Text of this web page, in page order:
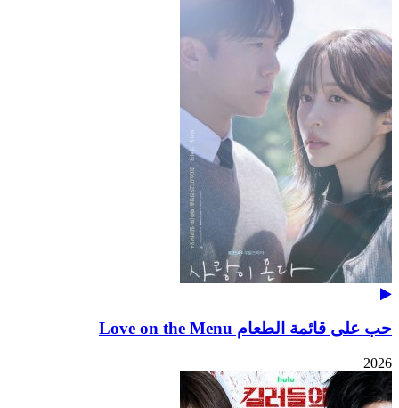
حب على قائمة الطعام Love on the Menu
2026